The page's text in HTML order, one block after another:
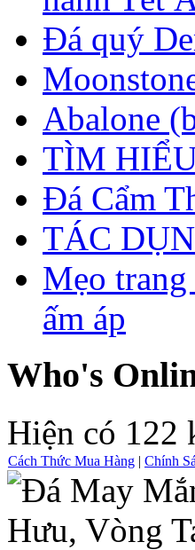
Đá quý
Abalone
TÌM
Đá Cẩm
TÁC
Mẹo
ấm áp
Who's
Hiện có 122
Cách Thức Mua Hàng | Chính